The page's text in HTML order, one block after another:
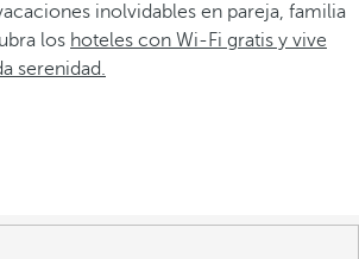
inolvidables en pareja, familia
los hoteles con Wi-Fi gratis y vive
serenidad.